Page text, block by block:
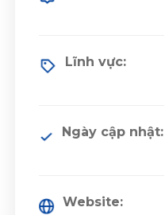
Lĩnh vực:
Ngày cập nhật:
Website: